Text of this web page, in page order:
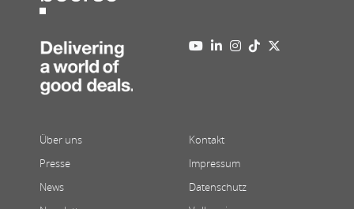
Über uns
Presse
News
Kontakt
Impressum
Datenschutz